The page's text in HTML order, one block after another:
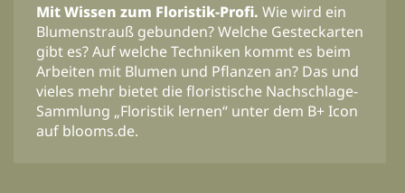
Mit Wissen zum Floristik-Profi. Wie wird ein
Blumenstrauß gebunden? Welche Gesteckarten
gibt es? Auf welche Techniken kommt es beim
Arbeiten mit Blumen und Pflanzen an? Das und
vieles mehr bietet die floristische Nachschlage-
Sammlung „Floristik lernen“ unter dem B+ Icon
auf blooms.de.